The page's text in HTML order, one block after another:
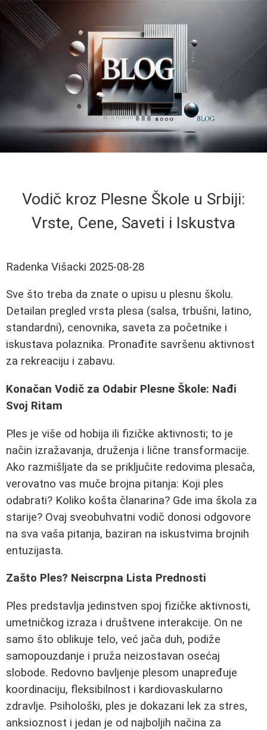
Vodič kroz Plesne Škole u Srbiji:
Vrste, Cene, Saveti i Iskustva
Radenka Višacki 2025-08-28
Sve što treba da znate o upisu u plesnu školu.
Detailan pregled vrsta plesa (salsa, trbušni, latino,
standardni), cenovnika, saveta za početnike i
iskustava polaznika. Pronađite savršenu aktivnost
za rekreaciju i zabavu.
Konačan Vodič za Odabir Plesne Škole: Nađi
Svoj Ritam
Ples je više od hobija ili fizičke aktivnosti; to je
način izražavanja, druženja i lične transformacije.
Ako razmišljate da se priključite redovima plesača,
verovatno vas muče brojna pitanja: Koji ples
odabrati? Koliko košta članarina? Gde ima škola za
starije? Ovaj sveobuhvatni vodič donosi odgovore
na sva vaša pitanja, baziran na iskustvima brojnih
entuzijasta.
Zašto Ples? Neiscrpna Lista Prednosti
Ples predstavlja jedinstven spoj fizičke aktivnosti,
umetničkog izraza i društvene interakcije. On ne
samo što oblikuje telo, već jača duh, podiže
samopouzdanje i pruža neizostavan osećaj
slobode. Redovno bavljenje plesom unapređuje
koordinaciju, fleksibilnost i kardiovaskularno
zdravlje. Psihološki, ples je dokazani lek za stres,
anksioznost i jedan je od najboljih načina za